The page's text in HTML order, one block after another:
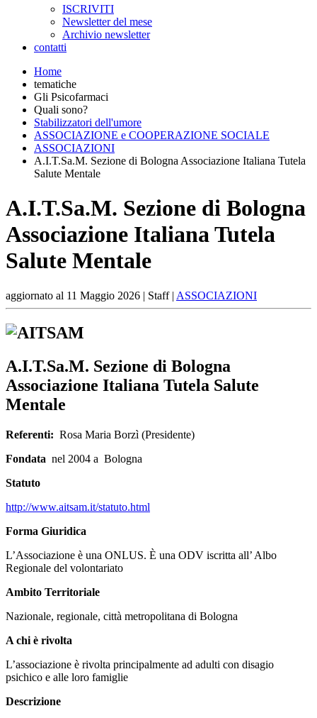
ISCRIVITI
Newsletter del mese
Archivio newsletter
contatti
Home
tematiche
Gli Psicofarmaci
Quali sono?
Stabilizzatori dell'umore
ASSOCIAZIONE e COOPERAZIONE SOCIALE
ASSOCIAZIONI
A.I.T.Sa.M. Sezione di Bologna Associazione Italiana Tutela
Salute Mentale
A.I.T.Sa.M. Sezione di Bologna
Associazione Italiana Tutela
Salute Mentale
aggiornato al 11 Maggio 2026 | Staff | ASSOCIAZIONI
A.I.T.Sa.M. Sezione di Bologna
Associazione Italiana Tutela Salute
Mentale
Referenti: Rosa Maria Borzì (Presidente)
Fondata nel 2004 a Bologna
Statuto
http://www.aitsam.it/statuto.html
Forma Giuridica
L’Associazione è una ONLUS. È una ODV iscritta all’ Albo
Regionale del volontariato
Ambito Territoriale
Nazionale, regionale, città metropolitana di Bologna
A chi è rivolta
L’associazione è rivolta principalmente ad adulti con disagio
psichico e alle loro famiglie
Descrizione